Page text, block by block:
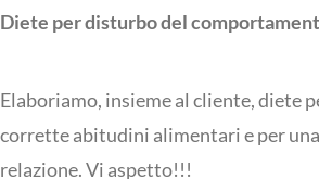
Diete per disturbo del
Elaboriamo, insieme al cliente, diete
corrette abitudini alimentari e per
relazione. Vi aspetto!!!